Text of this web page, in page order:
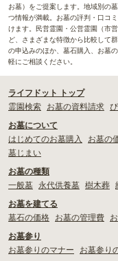
お墓）をご提案します。地域別の
つ情報が満載。お墓の評判・口コ
けます。民営霊園・公営霊園（市
ど、さまざまな特徴から比較して
の申込みのほか、墓石購入、お墓
軽にご相談ください。
ライフドット トップ
霊園検索
お墓の資料請求
お墓について
はじめてのお墓購入
お墓の
墓じまい
お墓の種類
一般墓
永代供養墓 樹木葬
お墓を建てる
墓石の価格
お墓の管理費
お墓参り
お墓参りのマナー
お墓参り